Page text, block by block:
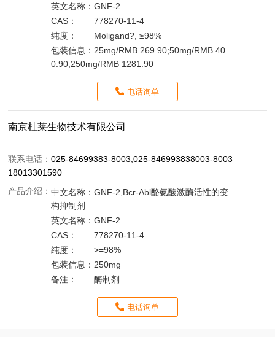
英文名称：GNF-2
CAS：
778270-11-4
纯度：
Moligand?, ≥98%
包装信息： 25mg/RMB 269.90;50mg/RMB 40
0.90;250mg/RMB 1281.90
电话询单
南京杜莱生物技术有限公司
联系电话：025-84699383-8003;025-846993838003-8003
18013301590
产品介绍：中文名称：GNF-2,Bcr-Abl酪氨酸激酶活性的变
构抑制剂
英文名称：GNF-2
CAS：
778270-11-4
纯度：
>=98%
包装信息： 250mg
备注：
酶制剂
电话询单